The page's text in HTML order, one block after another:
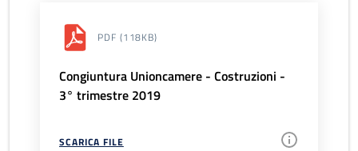
PDF (118KB)
Congiuntura Unioncamere - Costruzioni -
3° trimestre 2019
SCARICA FILE